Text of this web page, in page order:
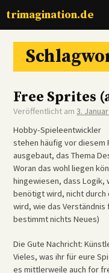
Inhalt
trimagination.de
Free Sprites
Veröffentlicht am3.
Hobby-Spieleentwickler
stehen häufig vor diesem
ausgebaut, das Thema
Woran das wohl liegen
hingewiesen, dass Logik,
benötigt wird, nicht
wird, wie das
bestimmt nichts Neues)
Die Gute Nachricht:
Vieles, was ihr für eure
es mittlerweile auch for